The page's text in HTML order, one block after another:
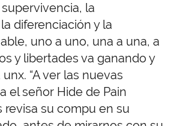
la
diferenciación y la
uno a uno, una a una, a
y libertades va ganando y
“A ver las nuevas
el señor Hide de Pain
revisa su compu en su